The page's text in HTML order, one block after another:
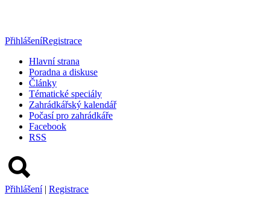
PřihlášeníRegistrace
Hlavní strana
Poradna a diskuse
Články
Tématické speciály
Zahrádkářský kalendář
Počasí pro zahrádkáře
Facebook
RSS
Přihlášení | Registrace